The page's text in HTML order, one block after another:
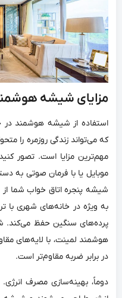
مزایای شیشه
استفاده از شیشه هوشمند در
که می‌تواند زندگی روزمره را
مهم‌ترین مزایا است. تصور
موبایل یا با فرمان صوتی به
شیشه پنجره اتاق خواب شما
به ویژه در خانه‌های شهری با
پرده‌های سنگین حفظ می‌کند.
هوشمند لمینت، با لایه‌های
در برابر ضربه مقاوم‌تر است.
دوماً، بهینه‌سازی مصرف